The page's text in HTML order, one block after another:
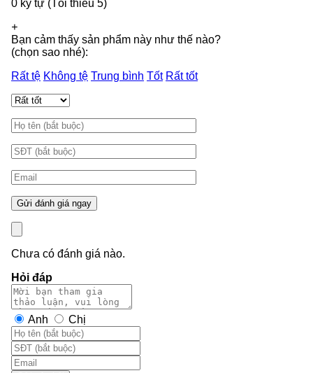
0 ký tự (Tối thiểu 5)
+
Bạn cảm thấy sản phẩm này như thế nào?
(chọn sao nhé):
Rất tệ Không tệ Trung bình Tốt Rất tốt
Chưa có đánh giá nào.
Hỏi đáp
Anh Chị